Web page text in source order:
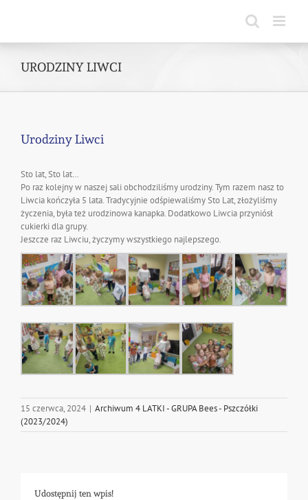
URODZINY LIWCI
Urodziny Liwci
Sto lat, Sto lat…
Po raz kolejny w naszej sali obchodziliśmy urodziny. Tym razem nasz to
Liwcia kończyła 5 lata. Tradycyjnie odśpiewaliśmy Sto Lat, złożyliśmy
życzenia, była też urodzinowa kanapka. Dodatkowo Liwcia przyniósł
cukierki dla grupy.
Jeszcze raz Liwciu, życzymy wszystkiego najlepszego.
15 czerwca, 2024 | Archiwum 4 LATKI - GRUPA Bees - Pszczółki
(2023/2024)
Udostępnij ten wpis!